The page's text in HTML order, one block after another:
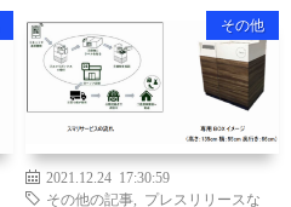
その他
2021.12.24 17:30:59
その他の記事
プレスリリースな